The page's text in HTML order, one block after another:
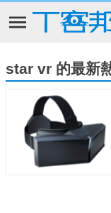
star vr 的最新